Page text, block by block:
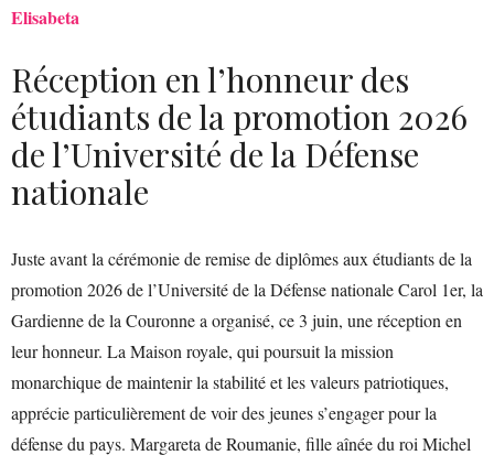
Elisabeta
Réception en l’honneur des
étudiants de la promotion 2026
de l’Université de la Défense
nationale
Juste avant la cérémonie de remise de diplômes aux étudiants de la
promotion 2026 de l’Université de la Défense nationale Carol 1er, la
Gardienne de la Couronne a organisé, ce 3 juin, une réception en
leur honneur. La Maison royale, qui poursuit la mission
monarchique de maintenir la stabilité et les valeurs patriotiques,
apprécie particulièrement de voir des jeunes s’engager pour la
défense du pays. Margareta de Roumanie, fille aînée du roi Michel